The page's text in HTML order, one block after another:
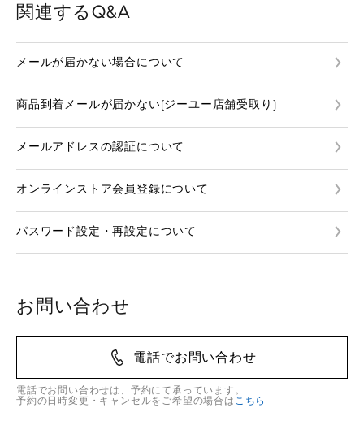
関連するQ&A
メールが届かない場合について
商品到着メールが届かない(ジーユー店舗受取り)
メールアドレスの認証について
オンラインストア会員登録について
パスワード設定・再設定について
お問い合わせ
電話でお問い合わせ
電話でお問い合わせは、予約にて承っています。
予約の日時変更・キャンセルをご希望の場合は こちら